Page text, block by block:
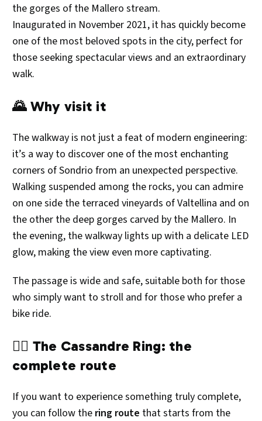
the gorges of the Mallero stream.
Inaugurated in November 2021, it has quickly become
one of the most beloved spots in the city, perfect for
those seeking spectacular views and an extraordinary
walk.
🌄 Why visit it
The walkway is not just a feat of modern engineering:
it’s a way to discover one of the most enchanting
corners of Sondrio from an unexpected perspective.
Walking suspended among the rocks, you can admire
on one side the terraced vineyards of Valtellina and on
the other the deep gorges carved by the Mallero. In
the evening, the walkway lights up with a delicate LED
glow, making the view even more captivating.
The passage is wide and safe, suitable both for those
who simply want to stroll and for those who prefer a
bike ride.
🚶‍♂️ The Cassandre Ring: the
complete route
If you want to experience something truly complete,
you can follow the ring route that starts from the